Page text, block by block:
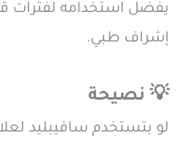
يفضل استخدامه لفترات
إشراف طبي.
💡 نصيحة
لو بتستخدم سافيبليد